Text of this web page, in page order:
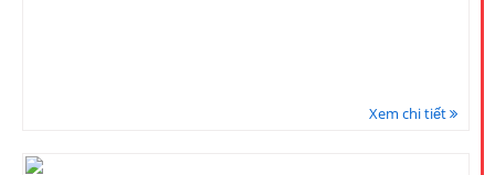
Xem chi tiết